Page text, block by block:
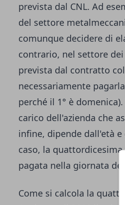
prevista dal CNL. Ad
del settore
comunque decidere di
contrario, nel settore
prevista dal contratto
necessariamente
perché il 1° è
carico dell'azienda che
infine, dipende dall'età
caso, la
pagata nella giornata
Come si calcola la